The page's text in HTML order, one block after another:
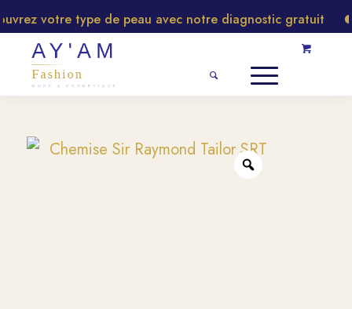
votre type de peau avec notre diagnostic gratuit